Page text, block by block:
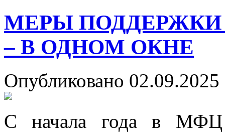
МЕРЫ ПОДДЕРЖКИ
– В ОДНОМ ОКНЕ
Опубликовано
С начала года в МФЦ